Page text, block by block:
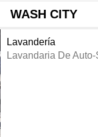
WASH CITY
Lavandería
Lavandaria De